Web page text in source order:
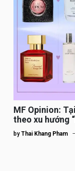
MF Opinion:
theo xu hướng
by Thai Khang Pham